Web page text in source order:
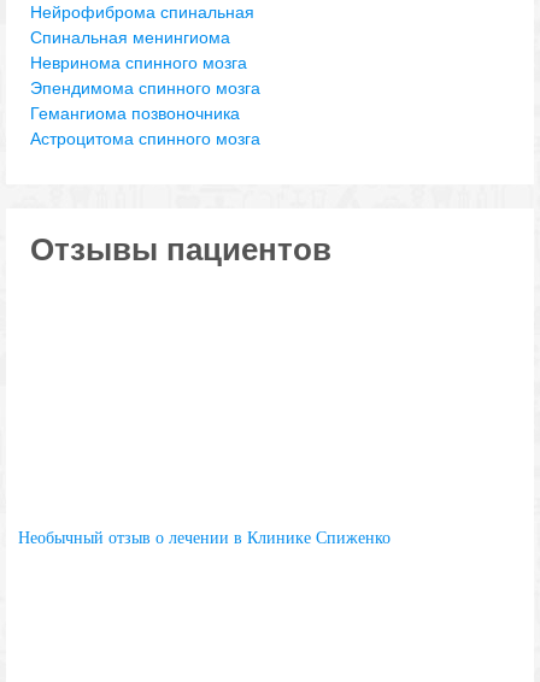
Нейрофиброма спинальная
Спинальная менингиома
Невринома спинного мозга
Эпендимома спинного мозга
Гемангиома позвоночника
Астроцитома спинного мозга
Отзывы пациентов
Необычный отзыв о лечении в Клинике Спиженко